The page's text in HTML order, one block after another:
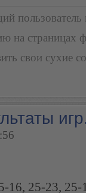
пользователь
на страницах
свои сухие
16, 25-23, 25-